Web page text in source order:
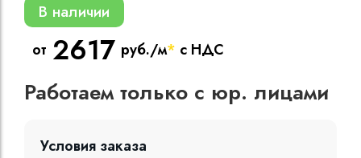
В наличии
от 2617 руб./м* с НДС
Работаем только с юр. лицами
Условия заказа